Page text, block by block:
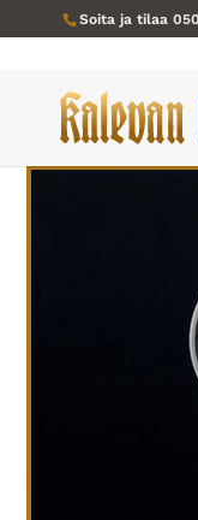
Soita ja tilaa
Verkkokauppa/